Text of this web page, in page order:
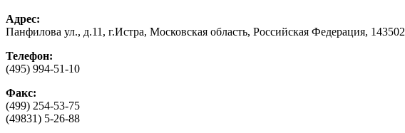
Адрес:
Панфилова ул., д.11, г.Истра, Московская область, Российская Федерация, 143502
Телефон:
(495) 994-51-10
Факс:
(499) 254-53-75
(49831) 5-26-88